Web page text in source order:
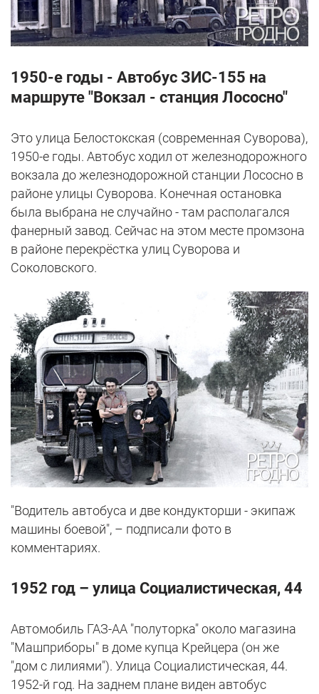
1950-е годы - Автобус ЗИС-155 на
маршруте "Вокзал - станция Лососно"
Это улица Белостокская (современная Суворова),
1950-е годы. Автобус ходил от железнодорожного
вокзала до железнодорожной станции Лососно в
районе улицы Суворова. Конечная остановка
была выбрана не случайно - там располагался
фанерный завод. Сейчас на этом месте промзона
в районе перекрёстка улиц Суворова и
Соколовского.
"Водитель автобуса и две кондукторши - экипаж
машины боевой", – подписали фото в
комментариях.
1952 год – улица Социалистическая, 44
Автомобиль ГАЗ-АА "полуторка" около магазина
"Машприборы" в доме купца Крейцера (он же
"дом с лилиями"). Улица Социалистическая, 44.
1952-й год. На заднем плане виден автобус